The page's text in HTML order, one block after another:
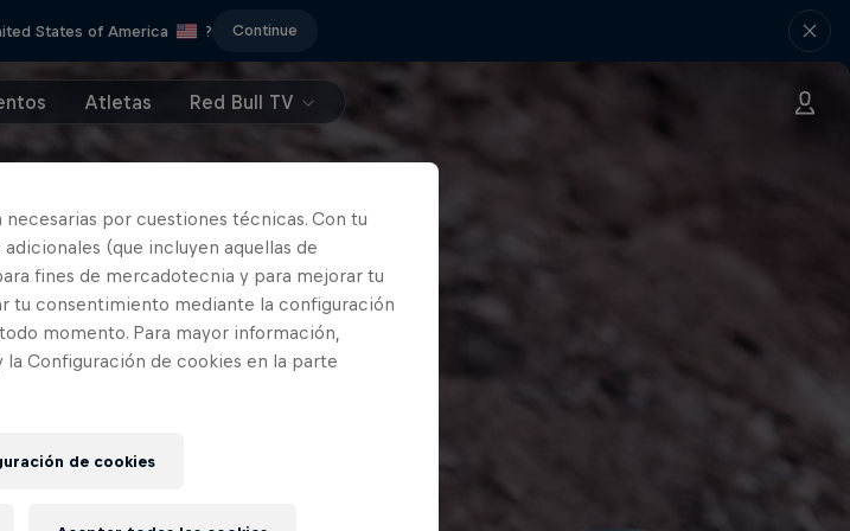
States of America ? Continue
Atletas Red Bull TV
por cuestiones técnicas. Con tu
(que incluyen aquellas de
fines de mercadotecnia y para mejorar tu
tu consentimiento mediante la configuración
momento. Para mayor información,
la Configuración de cookies en la parte
de cookies